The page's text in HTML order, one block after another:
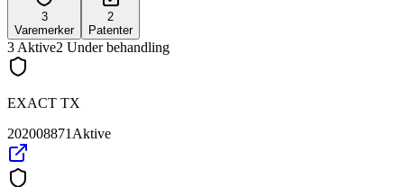
3
Varemerker
2
Patenter
3 Aktive2 Under behandling
EXACT TX
202008871 Aktive